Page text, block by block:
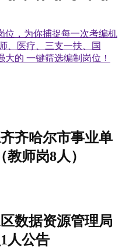
位，为你捕捉每一次考编机
、医疗、三支一扶、国
的 一键筛选编制岗位！
齐哈尔市事业单
师岗8人）
数据资源管理局
人公告